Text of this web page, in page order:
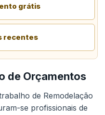
grátis
recentes
de Orçamentos
de Remodelação
se profissionais de